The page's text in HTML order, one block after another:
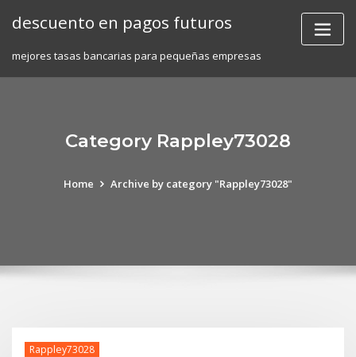
descuento en pagos futuros
mejores tasas bancarias para pequeñas empresas
Category Rappley73028
Home Archive by category "Rappley73028"
Rappley73028